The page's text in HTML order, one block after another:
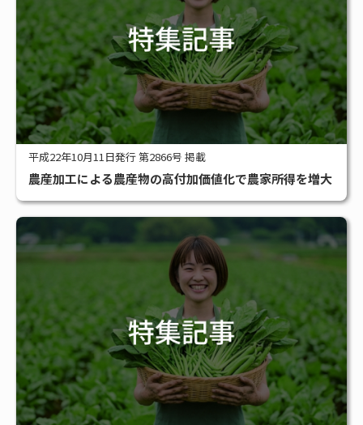
平成22年10月11日発行 第2866号 掲載
農産加工による農産物の高付加価値化で農家所得を増大